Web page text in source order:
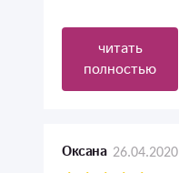
красивые букеты
и своевременное
выполнение
заказа.Уже не
делаю у вас,и
читать
полностью
Оксана 26.04.2020